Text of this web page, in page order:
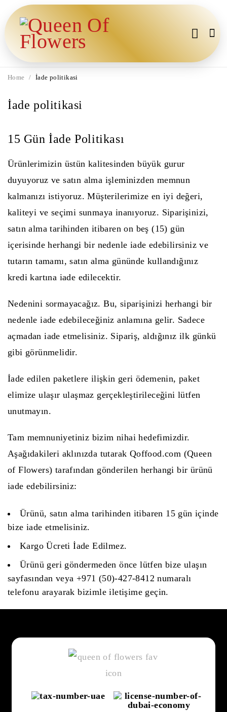
İade politikasi
Home / İade politikasi
15 Gün İade Politikası
Ürünlerimizin üstün kalitesinden büyük gurur
duyuyoruz ve satın alma işleminizden memnun
kalmanızı istiyoruz. Müşterilerimize en iyi değeri,
kaliteyi ve seçimi sunmaya inanıyoruz. Siparişinizi,
satın alma tarihinden itibaren on beş (15) gün
içerisinde herhangi bir nedenle iade edebilirsiniz ve
tutarın tamamı, satın alma gününde kullandığınız
kredi kartına iade edilecektir.
Nedenini sormayacağız. Bu, siparişinizi herhangi bir
nedenle iade edebileceğiniz anlamına gelir. Sadece
açmadan iade etmelisiniz. Sipariş, aldığınız ilk günkü
gibi görünmelidir.
İade edilen paketlere ilişkin geri ödemenin, paket
elimize ulaşır ulaşmaz gerçekleştirileceğini lütfen
unutmayın.
Tam memnuniyetiniz bizim nihai hedefimizdir.
Aşağıdakileri aklınızda tutarak Qoffood.com (Queen
of Flowers) tarafından gönderilen herhangi bir ürünü
iade edebilirsiniz:
Ürünü, satın alma tarihinden itibaren 15 gün içinde
bize iade etmelisiniz.
Kargo Ücreti İade Edilmez.
Ürünü geri göndermeden önce lütfen bize ulaşın
sayfasından veya +971 (50)-427-8412 numaralı
telefonu arayarak bizimle iletişime geçin.